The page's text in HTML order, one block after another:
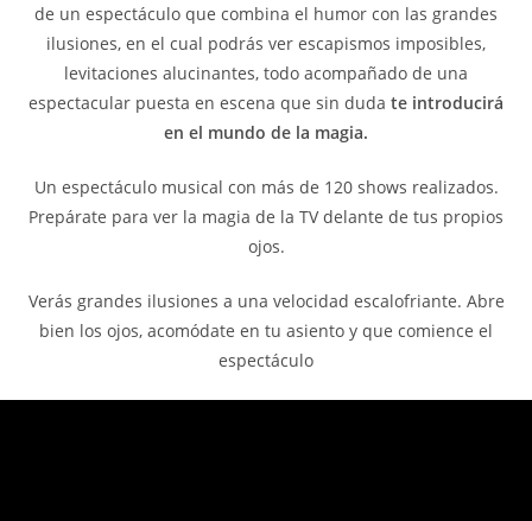
de un espectáculo que combina el humor con las grandes
ilusiones, en el cual podrás ver escapismos imposibles,
levitaciones alucinantes, todo acompañado de una
espectacular puesta en escena que sin duda te introducirá
en el mundo de la magia.
Un espectáculo musical con más de 120 shows realizados.
Prepárate para ver la magia de la TV delante de tus propios
ojos.
Verás grandes ilusiones a una velocidad escalofriante. Abre
bien los ojos, acomódate en tu asiento y que comience el
espectáculo